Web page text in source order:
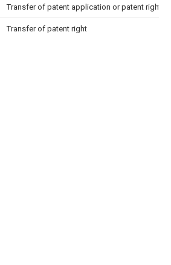
Transfer of patent application or patent right
Transfer of patent right